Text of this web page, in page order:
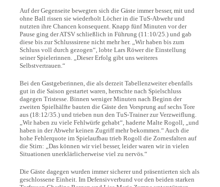
Auf der Gegenseite bewegten sich die Gäste immer besser, mit und
ohne Ball rissen sie wiederholt Löcher in die TuS-Abwehr und
nutzten ihre Chancen konsequent. Knapp fünf Minuten vor der
Pause ging der ATSV schließlich in Führung (11:10/25.) und gab
diese bis zur Schlusssirene nicht mehr her. „Wir haben bis zum
Schluss voll durch gezogen“, lobte Lars Röwer die Einstellung
seiner Spielerinnen. „Dieser Erfolg gibt uns weiteres
Selbstvertrauen.“
Bei den Gastgeberinnen, die als derzeit Tabellenzweiter ebenfalls
gut in die Saison gestartet waren, herrschte nach Spielschluss
dagegen Tristesse. Binnen weniger Minuten nach Beginn der
zweiten Spielhälfte bauten die Gäste den Vorsprung auf sechs Tore
aus (18:12/35.) und trieben nun den TuS-Trainer zur Verzweiflung.
„Wir haben zu viele Fehlwürfe gehabt“, haderte Malte Rogoll, „und
haben in der Abwehr keinen Zugriff mehr bekommen.“ Auch die
hohe Fehlerquote im Spielaufbau trieb Rogoll die Zornesfalten auf
die Stirn: „Das können wir viel besser, leider waren wir in vielen
Situationen unerklärlicherweise viel zu nervös.“
Die Gäste dagegen wurden immer sicherer und präsentierten sich als
geschlossene Einheit. Im Defensivverbund vor den beiden starken